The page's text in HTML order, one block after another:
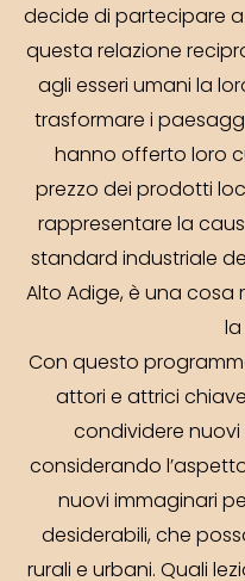
decide di partecipare
questa relazione
agli esseri umani la
trasformare i
hanno offerto loro
prezzo dei prodotti
rappresentare la
standard industriale
Alto Adige, è una
Con questo
attori e attrici
condividere
considerando
nuovi immaginari
desiderabili, che
rurali e urbani. Quali